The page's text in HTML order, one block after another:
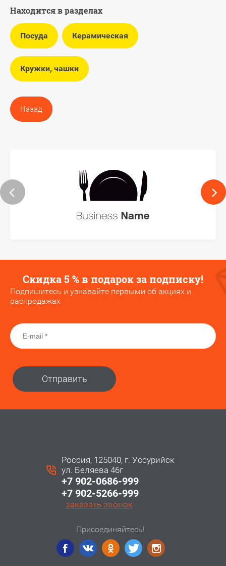
Находится в разделах
Посуда Керамическая
Кружки, чашки
Назад
Скидка 5 % в подарок за подписку!
Подпишитесь и узнавайте первыми об акциях и
распродажах
Отправить
Россия, 125040, г. Уссурийск
ул. Беляева 46г
+7 902-0686-999
+7 902-5266-999
заказать звонок
Присоединяйтесь!